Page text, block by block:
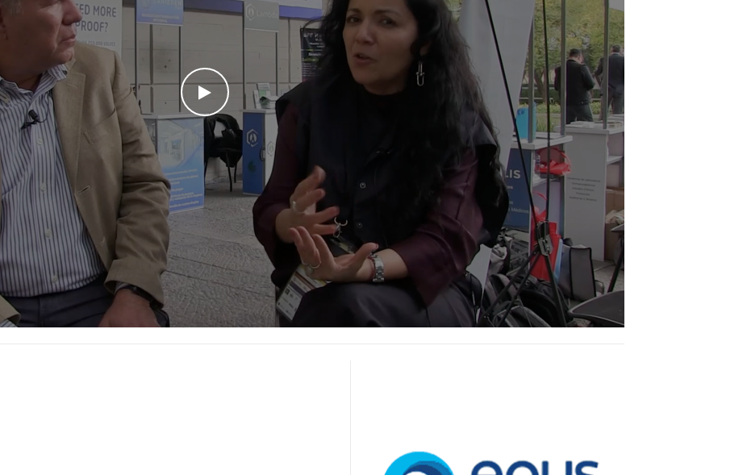
WATCH THE VIDEO